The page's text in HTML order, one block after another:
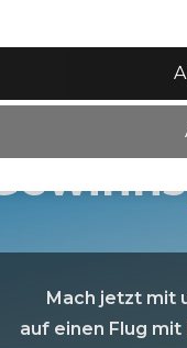
DINAROBIN
RESORT & SPA
Mach jetzt mit
auf einen Flug